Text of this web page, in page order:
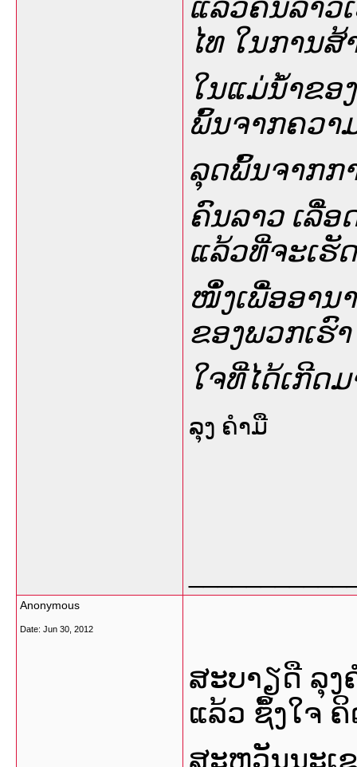
ແລ້ວຄົນລາວ
ໄທ ໃນການສ້
ໃນແມ່ນໍ້າຂອ
ພົ້ນຈາກຄວາ
ລຸດພົ້ນຈາກກ
ຄົນລາວ ເລືໍອ
ແລ້ວທີ່ຈະເຮັ
ໜຶໍ່ງເພືໍ່ອອານ
ຂອງພວກເຮົ
ໃຈທີ່ໄດ້ເກີດ
ລຸງ ຄໍາມື
Anonymous
Date: Jun 30, 2012
ສະບາຽດື ລຸງ
ແລ້ວ ຊຶໍ້ງໃຈ
ສະຫວັນນະເ